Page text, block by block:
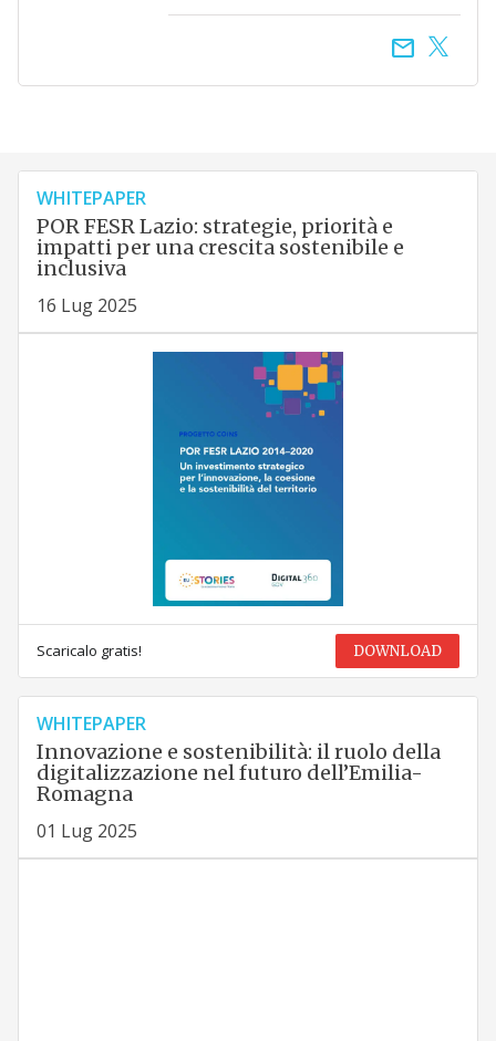
email
WHITEPAPER
POR FESR Lazio: strategie, priorità e
impatti per una crescita sostenibile e
inclusiva
16 Lug 2025
Scaricalo gratis! DOWNLOAD
WHITEPAPER
Innovazione e sostenibilità: il ruolo della
digitalizzazione nel futuro dell’Emilia-
Romagna
01 Lug 2025